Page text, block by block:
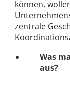
können,
zentrale
Was
aus?